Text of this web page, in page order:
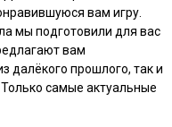
вам игру.
мы подготовили для вас
вам
далёкого прошлого, так и
самые актуальные